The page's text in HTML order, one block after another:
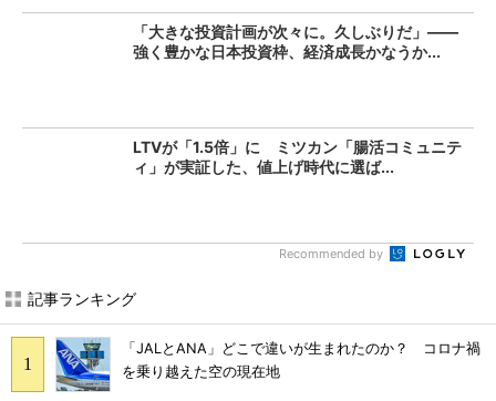
「大きな投資計画が次々に。久しぶりだ」――
強く豊かな日本投資枠、経済成長かなうか...
LTVが「1.5倍」に ミツカン「腸活コミュニテ
ィ」が実証した、値上げ時代に選ば...
Recommended by
記事ランキング
「JALとANA」どこで違いが生まれたのか？ コロナ禍
を乗り越えた空の現在地